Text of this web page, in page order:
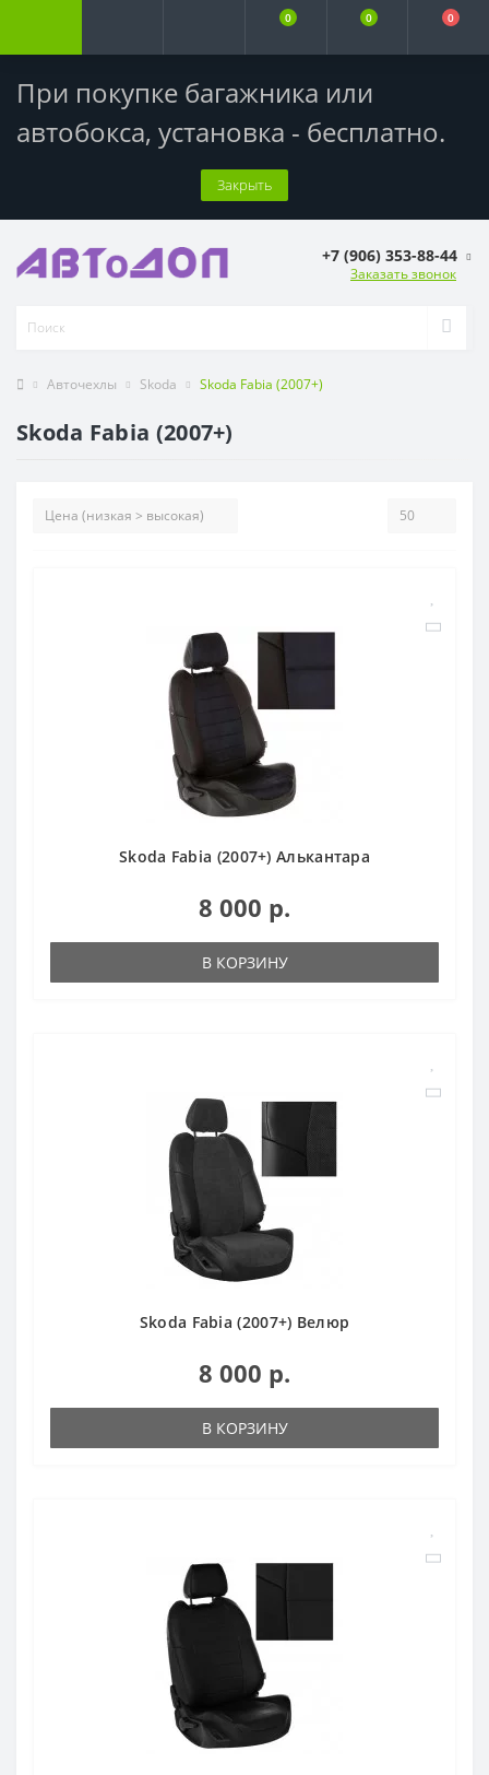
При покупке багажника или
автобокса, установка - бесплатно.
Закрыть
0 0 0
+7 (906) 353-88-44
Заказать звонок
Авточехлы Skoda Skoda Fabia (2007+)
Skoda Fabia (2007+)
Skoda Fabia (2007+) Алькантара
8 000 р.
В КОРЗИНУ
Skoda Fabia (2007+) Велюр
8 000 р.
В КОРЗИНУ